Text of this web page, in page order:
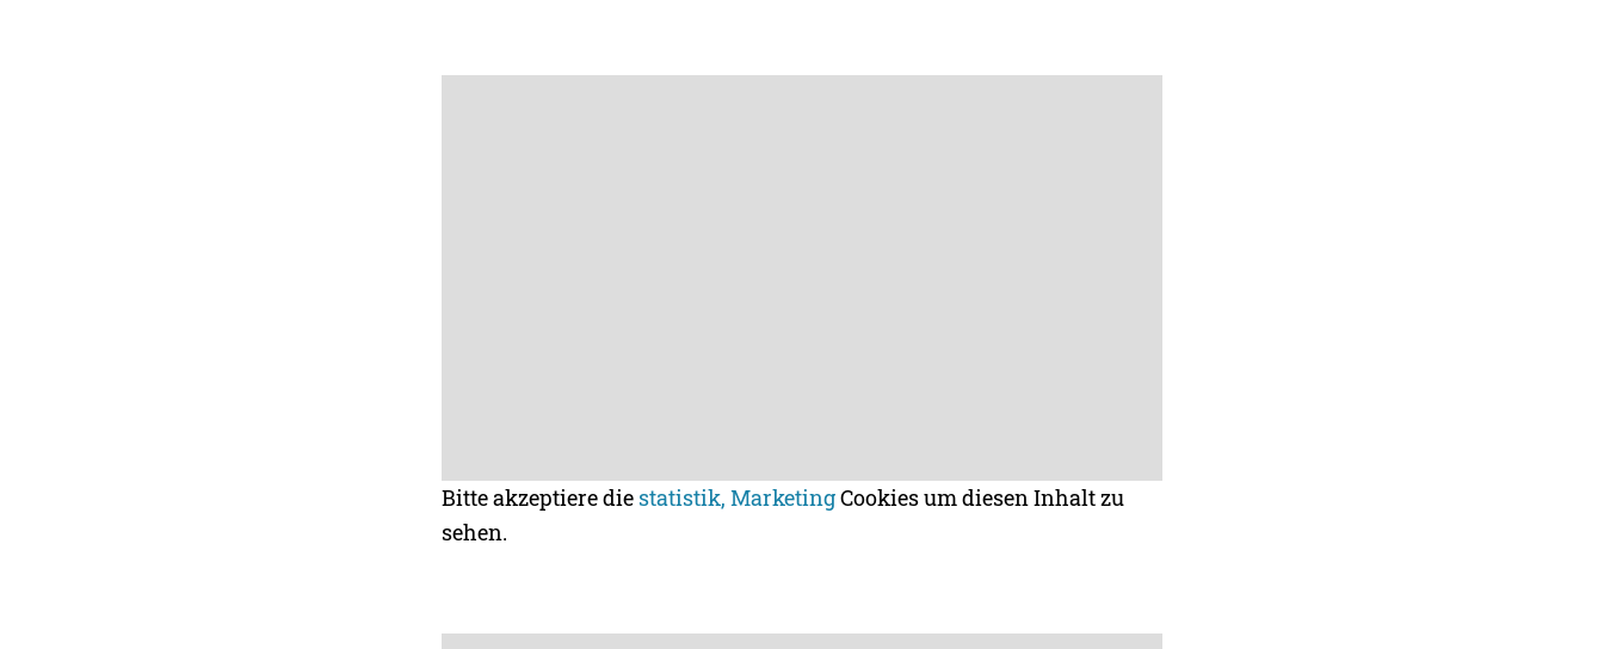
Bitte akzeptiere die statistik, MarketingCookies um diesen Inhalt zu
sehen.